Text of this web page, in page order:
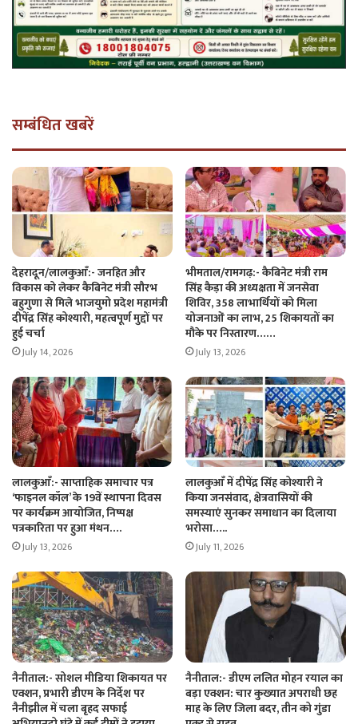
सम्बंधित खबरें
देहरादून/लालकुआँ:- जनहित और
विकास को लेकर कैबिनेट मंत्री सौरभ
बहुगुणा से मिले भाजयुमो प्रदेश महामंत्री
दीपेंद्र सिंह कोश्यारी, महत्वपूर्ण मुद्दों पर
हुई चर्चा
July 14, 2026
भीमताल/रामगढ़:- कैबिनेट मंत्री राम
सिंह कैड़ा की अध्यक्षता में जनसेवा
शिविर, 358 लाभार्थियों को मिला
योजनाओं का लाभ, 25 शिकायतों का
मौके पर निस्तारण……
July 13, 2026
लालकुआँ:- साप्ताहिक समाचार पत्र
‘फाइनल कॉल’ के 19वें स्थापना दिवस
पर कार्यक्रम आयोजित, निष्पक्ष
पत्रकारिता पर हुआ मंथन….
July 13, 2026
लालकुआँ में दीपेंद्र सिंह कोश्यारी ने
किया जनसंवाद, क्षेत्रवासियों की
समस्याएं सुनकर समाधान का दिलाया
भरोसा…..
July 11, 2026
नैनीताल:- सोशल मीडिया शिकायत पर
एक्शन, प्रभारी डीएम के निर्देश पर
नैनीझील में चला बृहद सफाई
नैनीताल:- डीएम ललित मोहन रयाल का
बड़ा एक्शन: चार कुख्यात अपराधी छह
माह के लिए जिला बदर, तीन को गुंडा